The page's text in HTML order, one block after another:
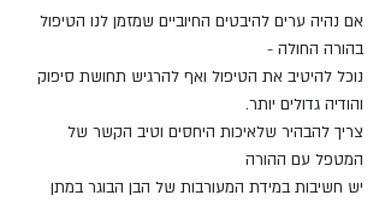
אם נהיה ערים להיבטים החיוביים שמזמן לנו הטיפול
בהורה החולה -
נוכל להיטיב את הטיפול ואף להרגיש תחושת סיפוק
והודיה גדולים יותר.
צריך להבהיר שלאיכות היחסים וטיב הקשר של
המטפל עם ההורה
יש חשיבות במידת המעורבות של הבן הבוגר במתן